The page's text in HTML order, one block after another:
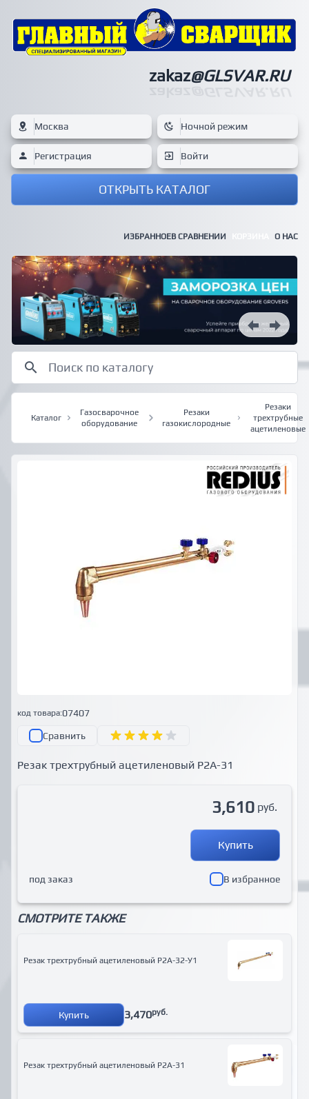
zakaz@GLSVAR.RU
Москва Ночной режим
Регистрация Войти
ОТКРЫТЬ КАТАЛОГ
ИЗБРАННОЕВ СРАВНЕНИИ О НАС
Каталог
Газосварочное
оборудование
Резаки
газокислородные
Резаки
трехтрубные
ацетиленовые
код товара:07407
Сравнить
Резак трехтрубный ацетиленовый Р2А-31
3,610 руб.
Купить
под заказ В избранное
СМОТРИТЕ ТАКЖЕ
Резак трехтрубный ацетиленовый Р2А-32-У1
Купить 3,470руб.
Резак трехтрубный ацетиленовый Р2А-31